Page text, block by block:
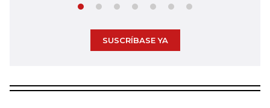
SUSCRÍBASE YA